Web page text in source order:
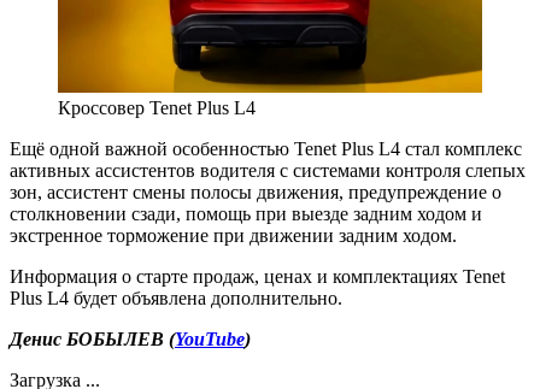
Кроссовер Tenet Plus L4
Ещё одной важной особенностью Tenet Plus L4 стал комплекс
активных ассистентов водителя с системами контроля слепых
зон, ассистент смены полосы движения, предупреждение о
столкновении сзади, помощь при выезде задним ходом и
экстренное торможение при движении задним ходом.
Информация о старте продаж, ценах и комплектациях Tenet
Plus L4 будет объявлена дополнительно.
Денис БОБЫЛЕВ (YouTube)
Загрузка ...